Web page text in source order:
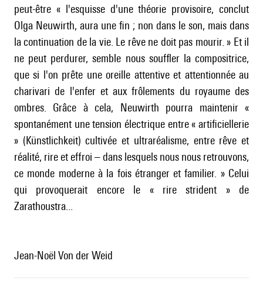
peut-être « l'esquisse d'une théorie provisoire, conclut
Olga Neuwirth, aura une fin ; non dans le son, mais dans
la continuation de la vie. Le rêve ne doit pas mourir. » Et il
ne peut perdurer, semble nous souffler la compositrice,
que si l'on prête une oreille attentive et attentionnée au
charivari de l'enfer et aux frôlements du royaume des
ombres. Grâce à cela, Neuwirth pourra maintenir «
spontanément une tension électrique entre « artificiellerie
» (Künstlichkeit) cultivée et ultraréalisme, entre rêve et
réalité, rire et effroi – dans lesquels nous nous retrouvons,
ce monde moderne à la fois étranger et familier. » Celui
qui provoquerait encore le « rire strident » de
Zarathoustra...
Jean-Noël Von der Weid